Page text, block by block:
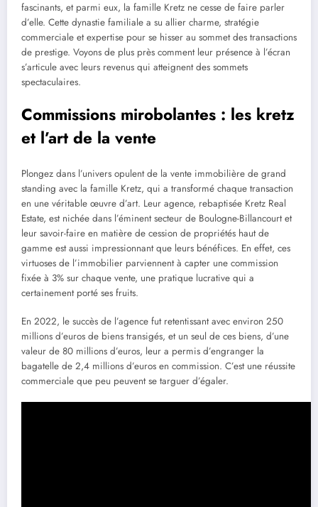
fascinants, et parmi eux, la famille Kretz ne cesse de faire parler
d’elle. Cette dynastie familiale a su allier charme, stratégie
commerciale et expertise pour se hisser au sommet des transactions
de prestige. Voyons de plus près comment leur présence à l’écran
s’articule avec leurs revenus qui atteignent des sommets
spectaculaires.
Commissions mirobolantes : les kretz
et l’art de la vente
Plongez dans l’univers opulent de la vente immobilière de grand
standing avec la famille Kretz, qui a transformé chaque transaction
en une véritable œuvre d’art. Leur agence, rebaptisée Kretz Real
Estate, est nichée dans l’éminent secteur de Boulogne-Billancourt et
leur savoir-faire en matière de cession de propriétés haut de
gamme est aussi impressionnant que leurs bénéfices. En effet, ces
virtuoses de l’immobilier parviennent à capter une commission
fixée à 3% sur chaque vente, une pratique lucrative qui a
certainement porté ses fruits.
En 2022, le succès de l’agence fut retentissant avec environ 250
millions d’euros de biens transigés, et un seul de ces biens, d’une
valeur de 80 millions d’euros, leur a permis d’engranger la
bagatelle de 2,4 millions d’euros en commission. C’est une réussite
commerciale que peu peuvent se targuer d’égaler.